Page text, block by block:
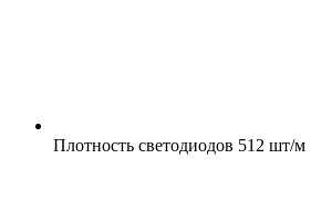
Плотность светодиодов 512 шт/м